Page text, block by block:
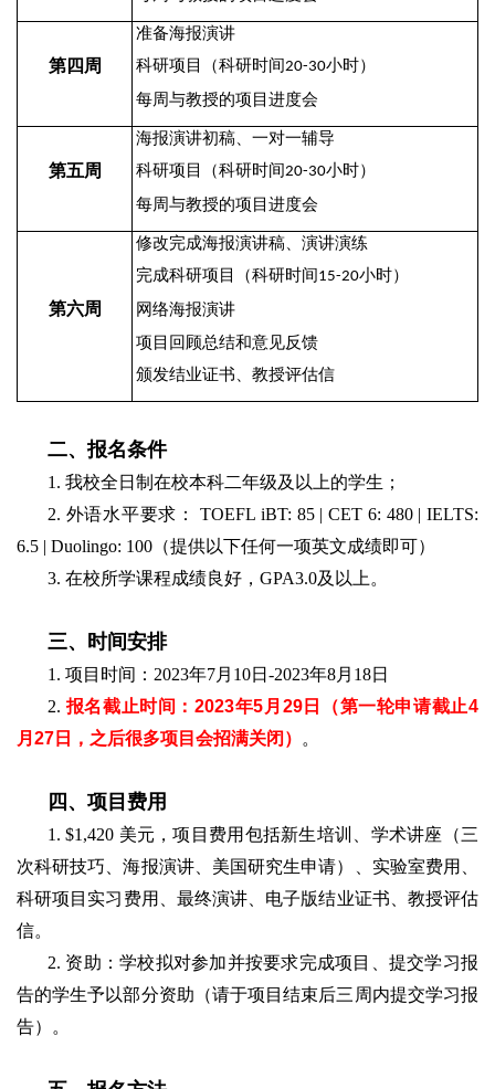
第四周
准备海报演讲
科研项目（科研时间20-30小时）
每周与教授的项目进度会
第五周
海报演讲初稿、一对一辅导
科研项目（科研时间20-30小时）
每周与教授的项目进度会
第六周
修改完成海报演讲稿、演讲演练
完成科研项目（科研时间 15-20小时）
网络海报演讲
项目回顾总结和意见反馈
颁发结业证书、教授评估信
二、报名条件
1. 我校全日制在校本科二年级及以上的学生；
2. 外语水平要求： TOEFL iBT: 85 | CET 6: 480 | IELTS:
6.5 | Duolingo: 100（提供以下任何⼀项英⽂成绩即可）
3. 在校所学课程成绩良好，GPA3.0及以上。
三、时间安排
1. 项目时间：2023年7月10日-2023年8月18日
2. 报名截止时间：2023年5月29日（第一轮申请截止4
月27日，之后很多项目会招满关闭）
。
四、项目费用
1. $1,420 美元，项 ⽬ 费⽤ 包括新⽣培训、学术讲座（三
次科研技巧、海报演讲、美国研究生申请）、实验室费⽤
科研项 ⽬ 实习费⽤ 、最终演讲、电⼦版结业证书、教授评估
信。
2. 资助：学校拟对参加并按要求完成项目、提交学习报
告的学生予以部分资助（请于项目结束后三周内提交学习报
告）。